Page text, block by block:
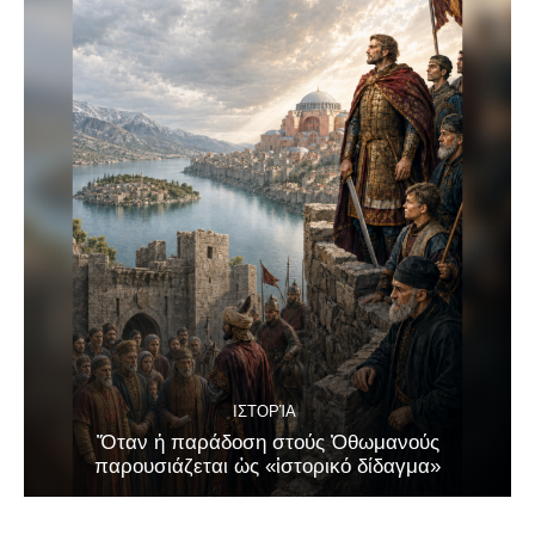
ΙΣΤΟΡΊΑ
Ὅταν ἡ παράδοση στούς Ὀθωμανούς
παρουσιάζεται ὡς «ἱστορικό δίδαγμα»